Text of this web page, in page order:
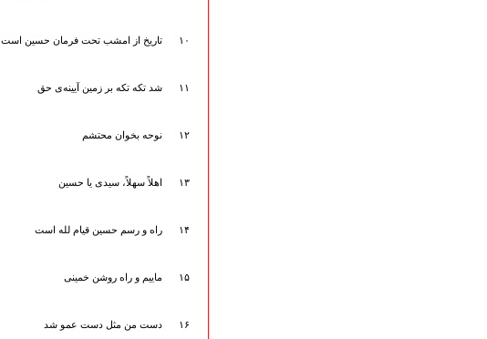
۱۰ تاریخ از امشب تحت فرمان حسین است
۱۱ شد تکه تکه بر زمین آیینه‌ی حق
۱۲ نوحه بخوان محتشم
۱۳ اهلاً سهلاً، سیدی یا حسین
۱۴ راه و رسم حسین قیام لله است
۱۵ ماییم و راه روشن خمینی
۱۶ دست من مثل دست عمو شد